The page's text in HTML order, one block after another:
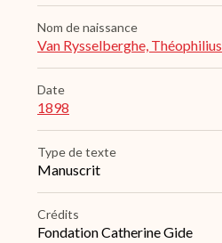
Nom de naissance
Van Rysselberghe, Théophilius
Date
1898
Type de texte
Manuscrit
Crédits
Fondation Catherine Gide